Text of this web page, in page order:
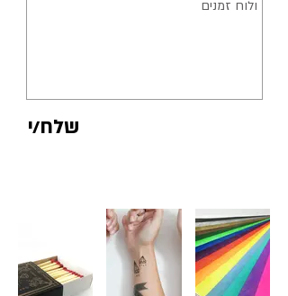
שלח/י